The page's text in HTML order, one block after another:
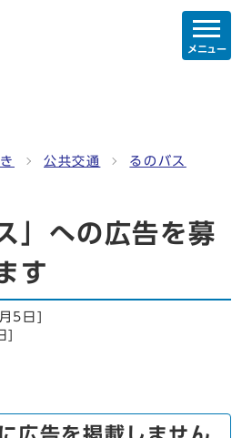
メニュー
公共交通 るのバス
」への広告を募
す
5日